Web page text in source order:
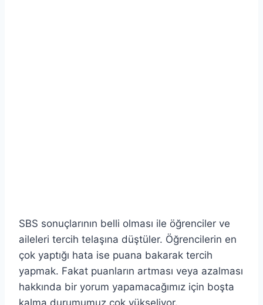
SBS sonuçlarının belli olması ile öğrenciler ve
aileleri tercih telaşına düştüler. Öğrencilerin en
çok yaptığı hata ise puana bakarak tercih
yapmak. Fakat puanların artması veya azalması
hakkında bir yorum yapamacağımız için boşta
kalma durumumuz çok yükseliyor.